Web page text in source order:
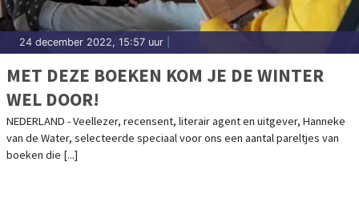
24 december 2022, 15:57 uur
MET DEZE BOEKEN KOM JE DE WINTER
WEL DOOR!
NEDERLAND - Veellezer, recensent, literair agent en uitgever, Hanneke
van de Water, selecteerde speciaal voor ons een aantal pareltjes van
boeken die [...]